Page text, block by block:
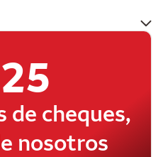
de cheques,
nosotros